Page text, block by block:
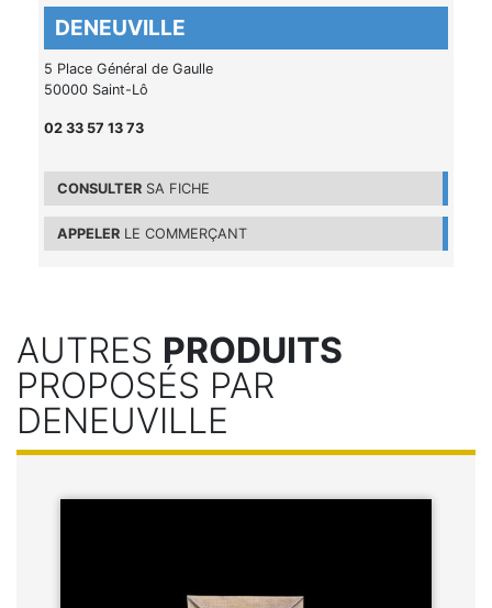
DENEUVILLE
5 Place Général de Gaulle
50000 Saint-Lô
02 33 57 13 73
CONSULTER SA FICHE
APPELER LE COMMERÇANT
AUTRES PRODUITS
PROPOSÉS PAR
DENEUVILLE